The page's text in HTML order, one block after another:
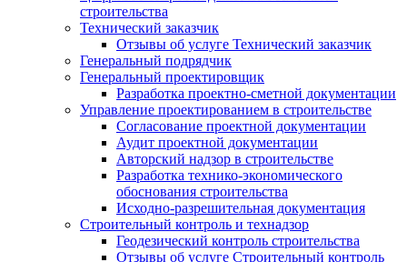
строительства
Технический заказчик
Отзывы об услуге Технический заказчик
Генеральный подрядчик
Генеральный проектировщик
Разработка проектно-сметной документации
Управление проектированием в строительстве
Согласование проектной документации
Аудит проектной документации
Авторский надзор в строительстве
Разработка технико-экономического
обоснования строительства
Исходно-разрешительная документация
Строительный контроль и технадзор
Геодезический контроль строительства
Отзывы об услуге Строительный контроль